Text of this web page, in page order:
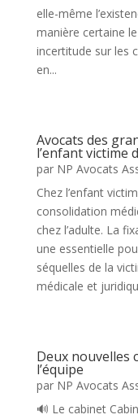
elle-même
manière certaine
incertitude sur les
en...
Avocats des
l’enfant victime
par NP Avocats
Chez l’enfant
consolidation
chez l’adulte. La
une essentielle
séquelles de la
médicale et
Deux nouvelles
l’équipe
par NP Avocats
🔊 Le cabinet